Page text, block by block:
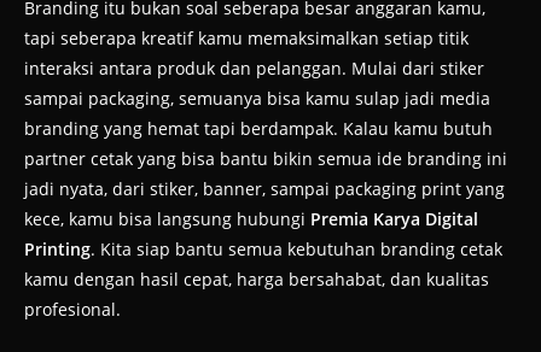
Branding itu bukan soal seberapa besar anggaran kamu,
tapi seberapa kreatif kamu memaksimalkan setiap titik
interaksi antara produk dan pelanggan. Mulai dari stiker
sampai packaging, semuanya bisa kamu sulap jadi media
branding yang hemat tapi berdampak. Kalau kamu butuh
partner cetak yang bisa bantu bikin semua ide branding ini
jadi nyata, dari stiker, banner, sampai packaging print yang
kece, kamu bisa langsung hubungi Premia Karya Digital
Printing. Kita siap bantu semua kebutuhan branding cetak
kamu dengan hasil cepat, harga bersahabat, dan kualitas
profesional.